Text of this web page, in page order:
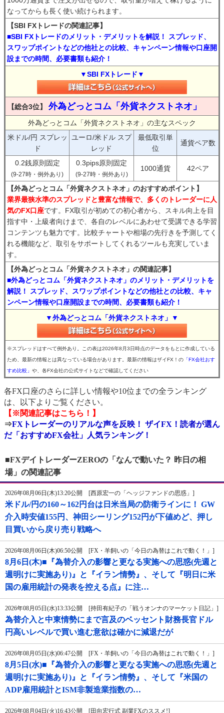
なってからも長く使い続けられます。
【SBI FXトレードの関連記事】
■SBI FXトレードのメリット・デメリットを解説！ スプレッド、
スワップポイントなどの他社との比較、キャンペーン情報や口座開
設までの時間、必要書類も紹介！
▼SBI FXトレード▼
【総合3位】 外為どっとコム「外貨ネクストネオ」
外為どっとコム「外貨ネクストネオ」の主なスペック
米ドル/円 スプレッ
ド
ユーロ/米ドル スプ
レッド
最低取引単
位
通貨ペア数
0.2銭原則固定
(9-27時・例外あり)
0.3pips原則固定
(9-27時・例外あり)
1000通貨 42ペア
【外為どっとコム「外貨ネクストネオ」のおすすめポイント】
業界最狭水準のスプレッドと豊富な情報で、多くのトレーダーに人
気のFX口座です。FX取引が初めての初心者から、スキル向上を目
指す中・上級者向けまで、各自のレベルにあわせて受講できる学習
コンテンツも魅力です。比較チャートや相場の先行きを予測してく
れる機能など、取引をサポートしてくれるツールも充実していま
す。
【外為どっとコム「外貨ネクストネオ」の関連記事】
■外為どっとコム「外貨ネクストネオ」のメリット・デメリットを
解説！ スプレッド、スワップポイントなどの他社との比較、キャ
ンペーン情報や口座開設までの時間、必要書類も紹介！
▼外為どっとコム「外貨ネクストネオ」▼
※スプレッドはすべて例外あり。この表は2026年8月3日時点のデータをもとに作成している
ため、最新の情報とは異なっている場合があります。最新の情報はザイFX！の 「FX会社おす
すめ比較」 や、各FX会社の公式サイトなどで確認してください
各FX口座のさらに詳しい情報や10位までの全ランキング
は、以下よりご覧ください。
【※関連記事はこちら！】
⇒FXトレーダーのリアルな声を反映！ ザイFX！読者が選ん
だ「おすすめFX会社」人気ランキング！
■FXデイトレーダーZEROの「なんで動いた？ 昨日の相
場」の関連記事
2026年08月06日(木)13:20公開 [西原宏一の「ヘッジファンドの思惑」]
米ドル/円の160～162円台は日米当局の防衛ラインに！ GW
介入時安値155円、神田シーリング152円が下値めど、押し
目買いから戻り売り戦略へ
2026年08月06日(木)06:50公開 [FX・羊飼いの「今日の為替はこれで動く！」]
8月6日(木)■『為替介入の影響と更なる実施への思惑(先週と
週明けに実施あり)』と『イラン情勢』、そして『明日に米
国の雇用統計の発表を控える点』に注…
2026年08月05日(水)13:33公開 [持田有紀子の「戦うオンナのマーケット日記」]
為替介入と中東情勢にまで言及のベッセント財務長官ドル
円高いレベルで買い進む意欲は確かに減退だが
2026年08月05日(水)06:47公開 [FX・羊飼いの「今日の為替はこれで動く！」]
8月5日(水)■『為替介入の影響と更なる実施への思惑(先週と
週明けに実施あり)』と『イラン情勢』、そして『米国の
ADP雇用統計とISM非製造業指数の…
2026年08月04日(火)16:43公開 [田向宏行式 副業FXのススメ!]